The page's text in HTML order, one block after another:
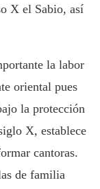
X el Sabio, así
la labor
oriental pues
la protección
X, establece
cantoras.
de familia